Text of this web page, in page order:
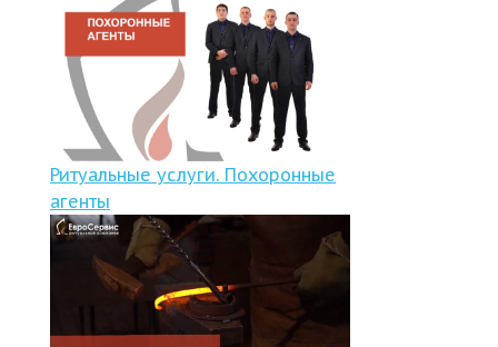
Ритуальные услуги. Похоронные
агенты